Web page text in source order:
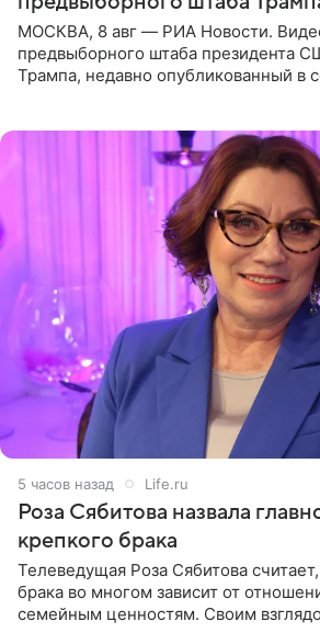
МОСКВА, 8 авг — РИА Новости.
предвыборного штаба президента
Трампа, недавно опубликованный в
5 часов назад Life.ru
Роза Сябитова назвала
крепкого брака
Телеведущая Роза Сябитова
брака во многом зависит от
семейным ценностям. Своим